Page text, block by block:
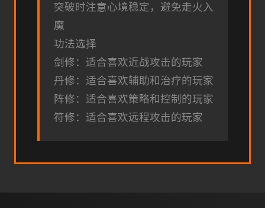
突破时注意心境稳定，避免走火入
魔
功法选择
剑修：适合喜欢近战攻击的玩家
丹修：适合喜欢辅助和治疗的玩家
阵修：适合喜欢策略和控制的玩家
符修：适合喜欢远程攻击的玩家